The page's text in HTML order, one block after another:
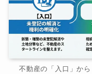
不動産の「入口」か